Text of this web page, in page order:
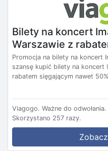
Bilety na koncert
Warszawie z
Promocja na bilety na koncert
szansę kupić bilety na koncert
rabatem sięgającym nawet
Viagogo. Ważne do odwołania.
Skorzystano 257 razy.